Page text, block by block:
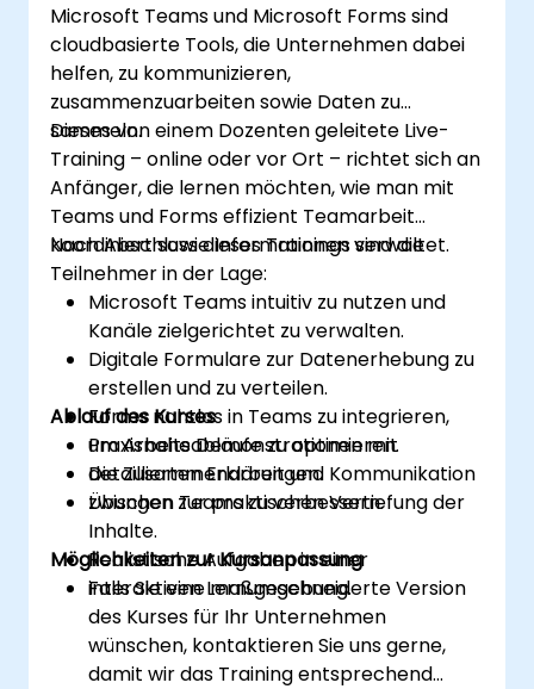
Microsoft Teams und Microsoft Forms sind
cloudbasierte Tools, die Unternehmen dabei
helfen, zu kommunizieren,
zusammenzuarbeiten sowie Daten zu
sammeln.
Dieses von einem Dozenten geleitete Live-
Training – online oder vor Ort – richtet sich an
Anfänger, die lernen möchten, wie man mit
Teams und Forms effizient Teamarbeit
koordiniert sowie Informationen verwaltet.
Nach Abschluss dieses Trainings sind die
Teilnehmer in der Lage:
Microsoft Teams intuitiv zu nutzen und
Kanäle zielgerichtet zu verwalten.
Digitale Formulare zur Datenerhebung zu
erstellen und zu verteilen.
Forms nahtlos in Teams zu integrieren,
um Arbeitsabläufe zu optimieren.
Die Zusammenarbeit und Kommunikation
zwischen Teams zu verbessern.
Ablauf des Kurses
Praxisnahe Demonstrationen mit
detaillierten Erklärungen.
Übungen zur praktischen Vertiefung der
Inhalte.
Realistische Aufgaben in einer
interaktiven Lernumgebung.
Möglichkeiten zur Kursanpassung
Falls Sie eine maßgeschneiderte Version
des Kurses für Ihr Unternehmen
wünschen, kontaktieren Sie uns gerne,
damit wir das Training entsprechend